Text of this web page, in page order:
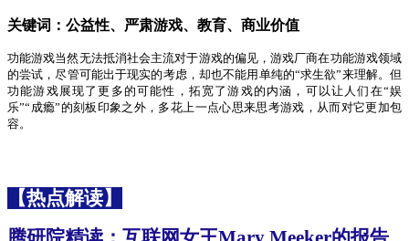
关键词：公益性、严肃游戏、教育、商业价值
功能游戏当然无法抵消社会主流对于游戏的偏见，游戏厂商在功能游戏领域
的尝试，尽管可能出于现实的考虑，却也不能用单纯的“求生欲”来理解。但
功能游戏展现了更多的可能性，拓宽了游戏的内涵，可以让人们在“娱
乐”“成瘾”的刻板印象之外，多花上一点心思来思考游戏，从而对它更加包
容。
【热点解读】